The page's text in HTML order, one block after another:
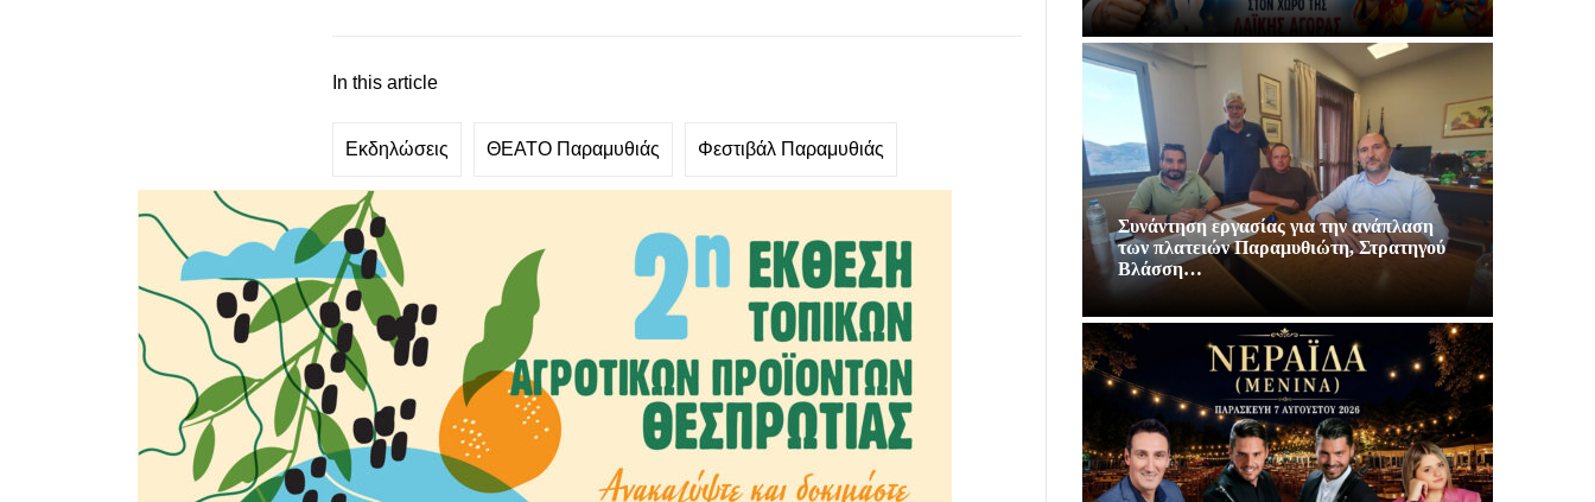
In this article
Εκδηλώσεις ΘΕΑΤΟ Παραμυθιάς Φεστιβάλ Παραμυθιάς
Συνάντηση εργασίας για την ανάπλαση
των πλατειών Παραμυθιώτη, Στρατηγού
Βλάσση…